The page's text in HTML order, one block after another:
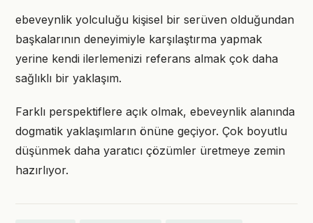
ebeveynlik yolculuğu kişisel bir serüven olduğundan
başkalarının deneyimiyle karşılaştırma yapmak
yerine kendi ilerlemenizi referans almak çok daha
sağlıklı bir yaklaşım.
Farklı perspektiflere açık olmak, ebeveynlik alanında
dogmatik yaklaşımların önüne geçiyor. Çok boyutlu
düşünmek daha yaratıcı çözümler üretmeye zemin
hazırlıyor.